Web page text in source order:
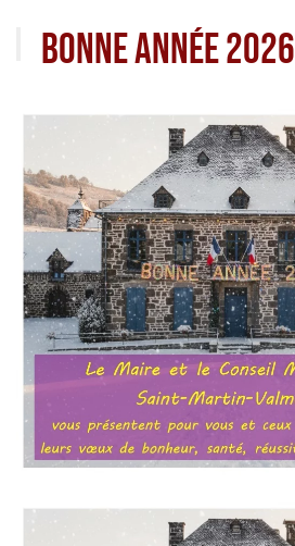
Bonne année 2026